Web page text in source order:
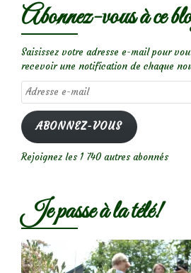
Abonnez-vous à ce
Saisissez votre adresse e-mail pour
recevoir une notification de chaque
Adresse
e-
mail
ABONNEZ-VOUS
Rejoignez les 1 740 autres abonnés
Je passe à la télé!